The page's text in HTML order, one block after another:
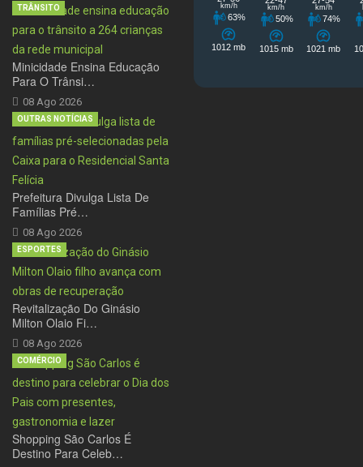
Minicidade Ensina Educação
Para O Trânsi…
08 Ago 2026
TRÂNSITO
Prefeitura Divulga Lista De
Famílias Pré…
08 Ago 2026
OUTRAS NOTÍCIAS
Revitalização Do Ginásio
Milton Olaio Fi…
08 Ago 2026
ESPORTES
Shopping São Carlos É
Destino Para Celeb…
COMÉRCIO